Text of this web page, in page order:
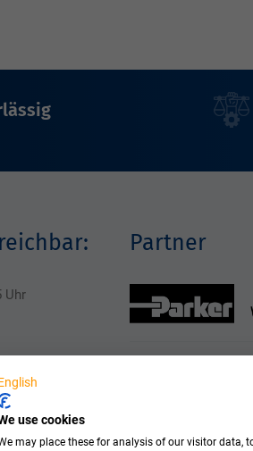
Uhr
Partner
use cookies
may place these for analysis of our visitor data,